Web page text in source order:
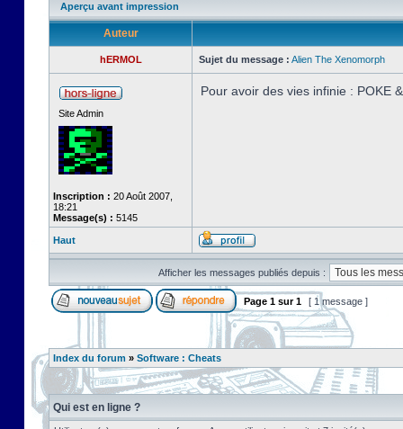
Aperçu avant impression
Auteur
hERMOL Sujet du message : Alien The Xenomorph
Site Admin
Inscription : 20 Août 2007,
18:21
Message(s) : 5145
Pour avoir des vies infinie : POKE
Haut
Afficher les messages publiés depuis :
Page 1 sur1 [ 1 message ]
Index du forum » Software : Cheats
Qui est en ligne ?